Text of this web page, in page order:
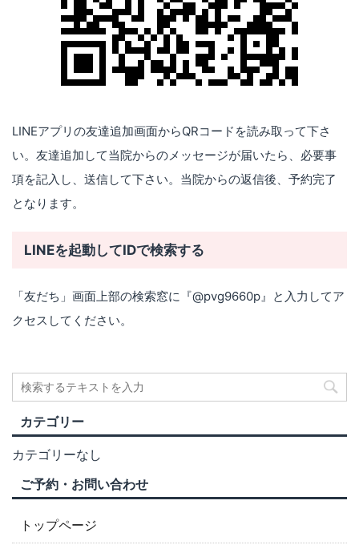
LINEアプリの友達追加画面からQRコードを読み取って下さ
い。友達追加して当院からのメッセージが届いたら、必要事
項を記入し、送信して下さい。当院からの返信後、予約完了
となります。
LINEを起動してIDで検索する
「友だち」画面上部の検索窓に『@pvg9660p』と入力してア
クセスしてください。
カテゴリー
カテゴリーなし
ご予約・お問い合わせ
トップページ